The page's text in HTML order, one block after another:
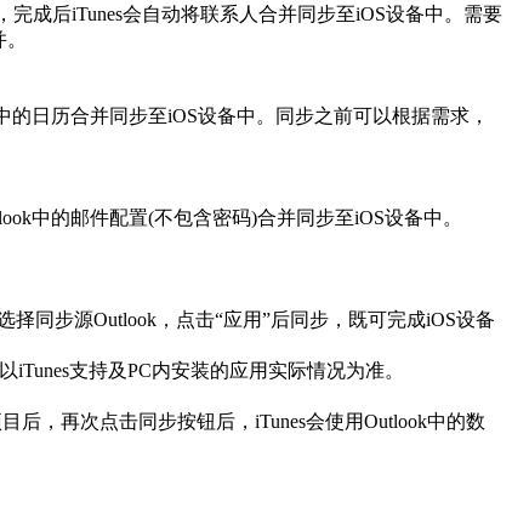
完成后iTunes会自动将联系人合并同步至iOS设备中。需要
日历合并同步至iOS设备中。同步之前可以根据需求，
中的邮件配置(不包含密码)合并同步至iOS设备中。
择同步源Outlook，点击“应用”后同步，既可完成iOS设备
支持及PC内安装的应用实际情况为准。
后，再次点击同步按钮后，iTunes会使用Outlook中的数